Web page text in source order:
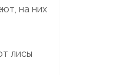
на них
лисы